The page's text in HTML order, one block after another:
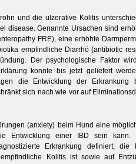
und die ulzerative Kolitis
disease. Genannte Ursachen sind
FRE), eine erhöhte
empfindliche Diarrhö (antibiotic
Der psychologische Faktor
konnte bis jetzt geliefert
die Entwicklung der Erkrankung
sich nach wie vor auf
(anxiety) beim Hund eine
Entwicklung einer IBD sein
Erkrankung definiert, die
Kolitis ist sowie auf